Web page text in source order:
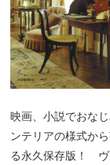
映画、小説でおな
ンテリアの様式か
る永久保存版！ ヴ